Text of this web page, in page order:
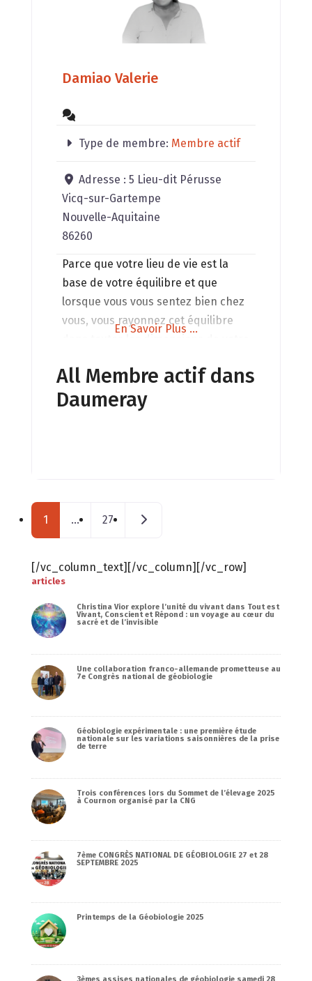
Damiao Valerie
Type de membre: Membre actif
Adresse :5 Lieu-dit Pérusse
Vicq-sur-Gartempe
Nouvelle-Aquitaine
86260
Parce que votre lieu de vie est la
base de votre équilibre et que
lorsque vous vous sentez bien chez
vous, vous rayonnez cet équilibre
prend en compte les
caractéristiques de votre lieu,
j’identifie ses particularités, pour
En Savoir Plus ...
All Membre actif dans
Daumeray
Posts navigation
1 … 27 Messages plus anciens
[/vc_column_text][/vc_column][/vc_row]
articles
Christina Vior explore l’unité du vivant dans Tout est
Vivant, Conscient et Répond : un voyage au cœur du
sacré et de l’invisible
Une collaboration franco-allemande prometteuse au
7e Congrès national de géobiologie
Géobiologie expérimentale : une première étude
nationale sur les variations saisonnières de la prise
de terre
Trois conférences lors du Sommet de l’élevage 2025
à Cournon organisé par la CNG
7ème CONGRÈS NATIONAL DE GÉOBIOLOGIE 27 et 28
SEPTEMBRE 2025
Printemps de la Géobiologie 2025